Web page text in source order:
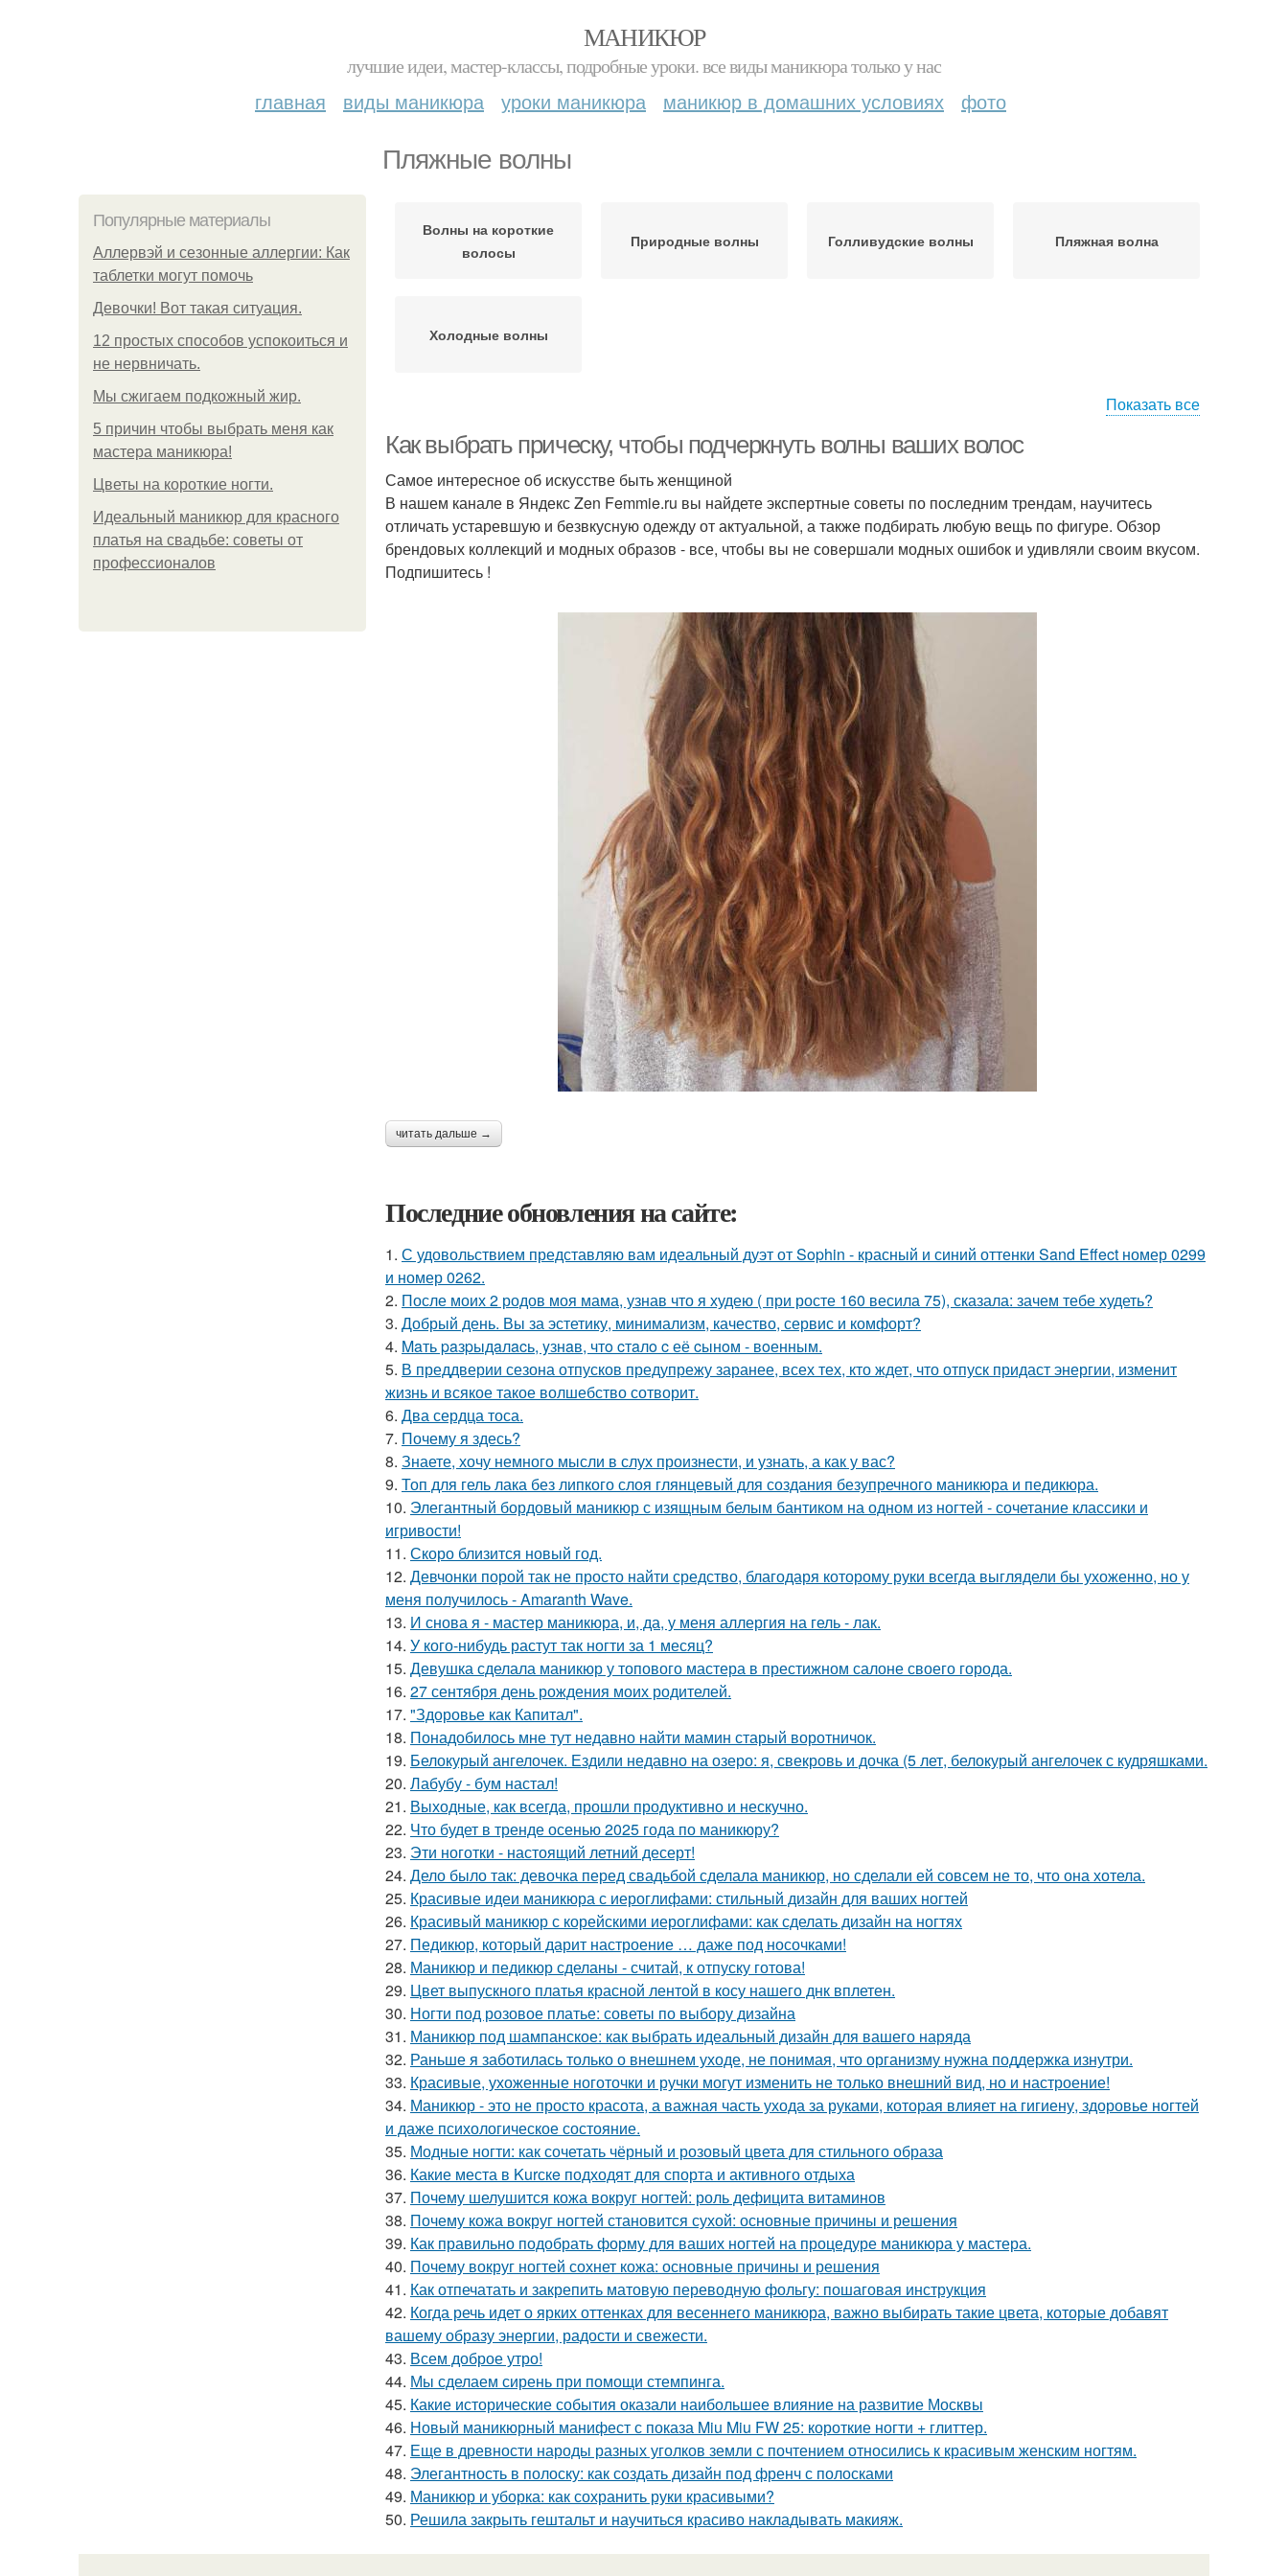
МАНИКЮР
лучшие идеи, мастер-классы, подробные уроки. все виды маникюра только у нас
главная виды маникюра уроки маникюра маникюр в домашних условиях фото
Пляжные волны
Популярные материалы
Аллервэй и сезонные аллергии: Как
таблетки могут помочь
Девочки! Вот такая ситуация.
12 простых способов успокоиться и
не нервничать.
Мы сжигаем подкожный жир.
5 причин чтобы выбрать меня как
мастера маникюра!
Цветы на короткие ногти.
Идеальный маникюр для красного
платья на свадьбе: советы от
профессионалов
Волны на короткие
волосы
Природные волны Голливудские волны Пляжная волна
Холодные волны
Показать все
Как выбрать прическу, чтобы подчеркнуть волны ваших волос
Самое интересное об искусстве быть женщиной
В нашем канале в Яндекс Zen Femmie.ru вы найдете экспертные советы по последним трендам, научитесь
отличать устаревшую и безвкусную одежду от актуальной, а также подбирать любую вещь по фигуре. Обзор
брендовых коллекций и модных образов - все, чтобы вы не совершали модных ошибок и удивляли своим вкусом.
Подпишитесь !
читать дальше →
Последние обновления на сайте:
1. С удовольствием представляю вам идеальный дуэт от Sophin - красный и синий оттенки Sand Effect номер 0299
и номер 0262.
2. После моих 2 родов моя мама, узнав что я худею ( при росте 160 весила 75), сказала: зачем тебе худеть?
3. Добрый день. Вы за эстетику, минимализм, качество, сервис и комфорт?
4. Maть paзpыдaлacь, yзнaв, чтo cтaлo c её cынoм - вoенным.
5. В преддверии сезона отпусков предупрежу заранее, всех тех, кто ждет, что отпуск придаст энергии, изменит
жизнь и всякое такое волшебство сотворит.
6. Два сердца тоса.
7. Почему я здесь?
8. Знаете, хочу немного мысли в слух произнести, и узнать, а как у вас?
9. Топ для гель лака без липкого слоя глянцевый для создания безупречного маникюра и педикюра.
10. Элегантный бордовый маникюр с изящным белым бантиком на одном из ногтей - сочетание классики и
игривости!
11. Скоро близится новый год.
12. Девчонки порой так не просто найти средство, благодаря которому руки всегда выглядели бы ухоженно, но у
меня получилось - Amaranth Wave.
13. И снова я - мастер маникюра, и, да, у меня аллергия на гель - лак.
14. У кого-нибудь растут так ногти за 1 месяц?
15. Девушка сделала маникюр у топового мастера в престижном салоне своего города.
16. 27 сентября день рождения моих родителей.
17. "Здоровье как Капитал".
18. Понадобилось мне тут недавно найти мамин старый воротничок.
19. Белокурый ангелочек. Ездили недавно на озеро: я, свекровь и дочка (5 лет, белокурый ангелочек с кудряшками.
20. Лабубу - бум настал!
21. Выходные, как всегда, прошли продуктивно и нескучно.
22. Что будет в тренде осенью 2025 года по маникюру?
23. Эти ноготки - настоящий летний десерт!
24. Дело было так: девочка перед свадьбой сделала маникюр, но сделали ей совсем не то, что она хотела.
25. Красивые идеи маникюра с иероглифами: стильный дизайн для ваших ногтей
26. Красивый маникюр с корейскими иероглифами: как сделать дизайн на ногтях
27. Педикюр, который дарит настроение … даже под носочками!
28. Маникюр и педикюр сделаны - считай, к отпуску готова!
29. Цвет выпускного платья красной лентой в косу нашего днк вплетен.
30. Ногти под розовое платье: советы по выбору дизайна
31. Маникюр под шампанское: как выбрать идеальный дизайн для вашего наряда
32. Раньше я заботилась только о внешнем уходе, не понимая, что организму нужна поддержка изнутри.
33. Красивые, ухоженные ноготочки и ручки могут изменить не только внешний вид, но и настроение!
34. Маникюр - это не просто красота, а важная часть ухода за руками, которая влияет на гигиену, здоровье ногтей
и даже психологическое состояние.
35. Модные ногти: как сочетать чёрный и розовый цвета для стильного образа
36. Какие места в Kurскe подходят для спорта и активного отдыха
37. Почему шелушится кожа вокруг ногтей: роль дефицита витаминов
38. Почему кожа вокруг ногтей становится сухой: основные причины и решения
39. Как правильно подобрать форму для ваших ногтей на процедуре маникюра у мастера.
40. Почему вокруг ногтей сохнет кожа: основные причины и решения
41. Как отпечатать и закрепить матовую переводную фольгу: пошаговая инструкция
42. Когда речь идет о ярких оттенках для весеннего маникюра, важно выбирать такие цвета, которые добавят
вашему образу энергии, радости и свежести.
43. Всем доброе утро!
44. Мы сделаем сирень при помощи стемпинга.
45. Какие исторические события оказали наибольшее влияние на развитие Москвы
46. Новый маникюрный манифест с показа Miu Miu FW 25: короткие ногти + глиттер.
47. Еще в древности народы разных уголков земли с почтением относились к красивым женским ногтям.
48. Элегантность в полоску: как создать дизайн под френч с полосками
49. Маникюр и уборка: как сохранить руки красивыми?
50. Решила закрыть гештальт и научиться красиво накладывать макияж.